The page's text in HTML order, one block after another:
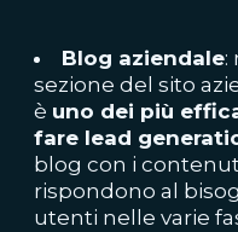
Blog aziendale:
sezione del sito
è uno dei più
fare lead
blog con i
rispondono al
utenti nelle varie